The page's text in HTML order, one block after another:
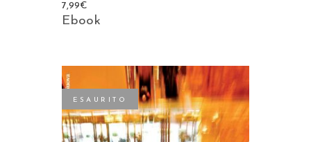
7,99€
Ebook
ESAURITO